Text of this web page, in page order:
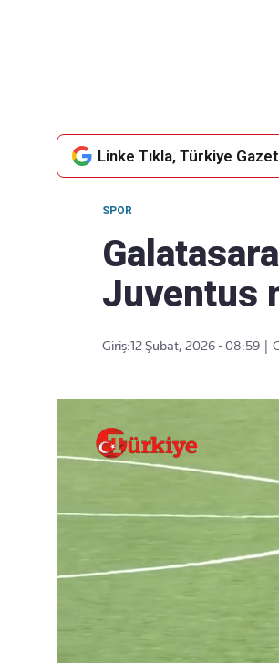
Linke Tıkla, Türkiye
SPOR
Juventus
Giriş:12 Şubat, 2026 - 08:59